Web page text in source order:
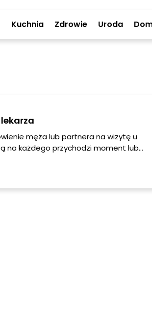
Kuchnia Zdrowie Uroda
męża lub partnera na wizytę u
na każdego przychodzi moment lub
zwróćcie uwagę na nieco starszych